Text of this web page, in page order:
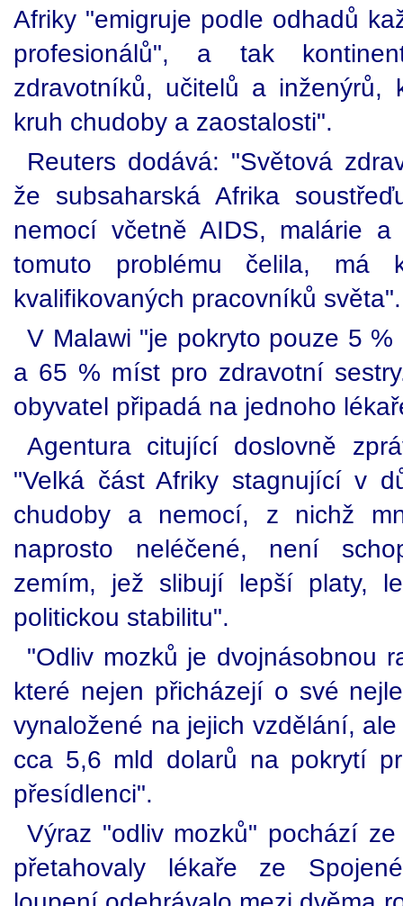
Afriky "emigruje podle odhadů
profesionálů", a tak
zdravotníků, učitelů a inženýrů,
kruh chudoby a zaostalosti".
Reuters dodává: "Světová
že subsaharská Afrika
nemocí včetně AIDS, malárie
tomuto problému čelila,
kvalifikovaných pracovníků světa".
V Malawi "je pokryto pouze 5
a 65 % míst pro zdravotní
obyvatel připadá na jednoho
Agentura citující doslovně
"Velká část Afriky stagnující v
chudoby a nemocí, z nichž
naprosto neléčené, není
zemím, jež slibují lepší platy,
politickou stabilitu".
"Odliv mozků je dvojnásobnou
které nejen přicházejí o své
vynaložené na jejich vzdělání,
cca 5,6 mld dolarů na pokrytí
přesídlenci".
Výraz "odliv mozků" pochází
přetahovaly lékaře ze